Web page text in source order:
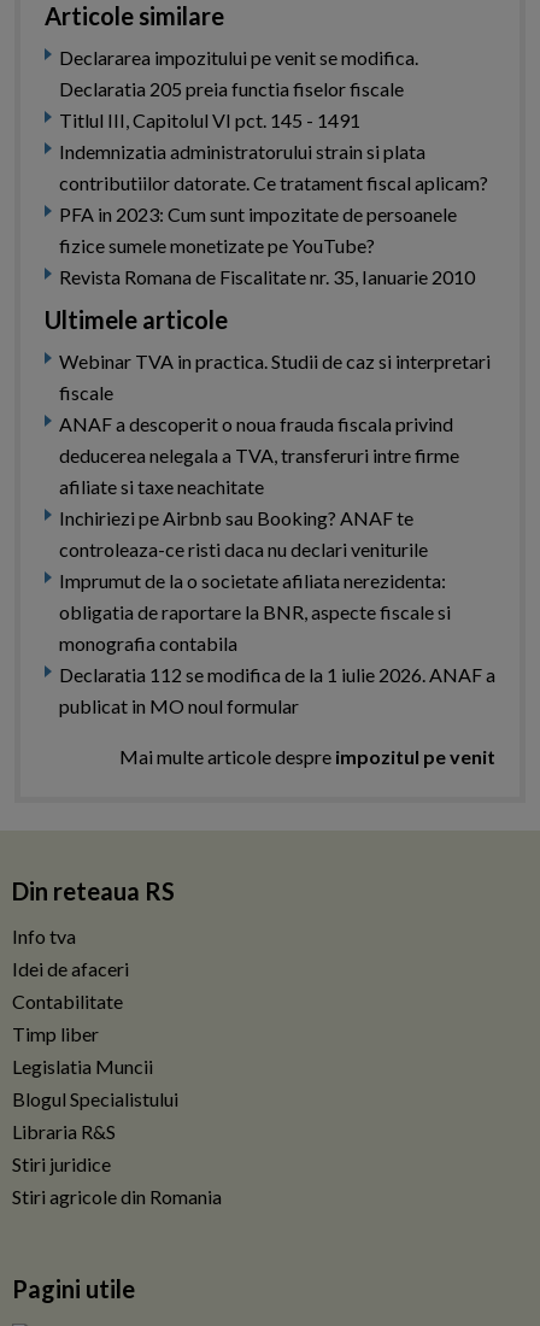
Articole similare
Declararea impozitului pe venit se modifica.
Declaratia 205 preia functia fiselor fiscale
Titlul III, Capitolul VI pct. 145 - 1491
Indemnizatia administratorului strain si plata
contributiilor datorate. Ce tratament fiscal aplicam?
PFA in 2023: Cum sunt impozitate de persoanele
fizice sumele monetizate pe YouTube?
Revista Romana de Fiscalitate nr. 35, Ianuarie 2010
Ultimele articole
Webinar TVA in practica. Studii de caz si interpretari
fiscale
ANAF a descoperit o noua frauda fiscala privind
deducerea nelegala a TVA, transferuri intre firme
afiliate si taxe neachitate
Inchiriezi pe Airbnb sau Booking? ANAF te
controleaza-ce risti daca nu declari veniturile
Imprumut de la o societate afiliata nerezidenta:
obligatia de raportare la BNR, aspecte fiscale si
monografia contabila
Declaratia 112 se modifica de la 1 iulie 2026. ANAF a
publicat in MO noul formular
Mai multe articole despre impozitul pe venit
Din reteaua RS
Info tva
Idei de afaceri
Contabilitate
Timp liber
Legislatia Muncii
Blogul Specialistului
Libraria R&S
Stiri juridice
Stiri agricole din Romania
Pagini utile